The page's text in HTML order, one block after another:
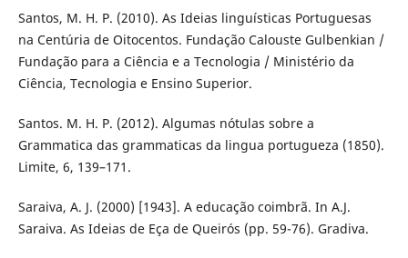
Santos, M. H. P. (2010). As Ideias linguísticas Portuguesas
na Centúria de Oitocentos. Fundação Calouste Gulbenkian /
Fundação para a Ciência e a Tecnologia / Ministério da
Ciência, Tecnologia e Ensino Superior.
Santos. M. H. P. (2012). Algumas nótulas sobre a
Grammatica das grammaticas da lingua portugueza (1850).
Limite, 6, 139–171.
Saraiva, A. J. (2000) [1943]. A educação coimbrã. In A.J.
Saraiva. As Ideias de Eça de Queirós (pp. 59-76). Gradiva.